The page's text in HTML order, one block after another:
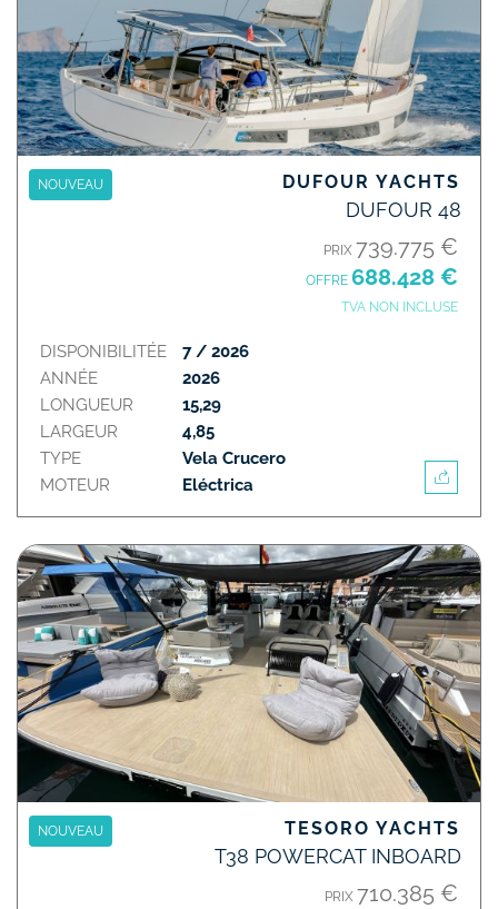
NOUVEAU DUFOUR YACHTS
DUFOUR 48
PRIX 739.775 €
OFFRE 688.428 €
TVA NON INCLUSE
DISPONIBILITÉE
ANNÉE
LONGUEUR
LARGEUR
TYPE
MOTEUR
7 / 2026
2026
15,29
4,85
Vela Crucero
Eléctrica
NOUVEAU TESORO YACHTS
T38 POWERCAT INBOARD
PRIX 710.385 €